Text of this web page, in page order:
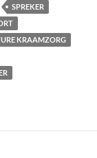
SPREKER
KRAAMZORG